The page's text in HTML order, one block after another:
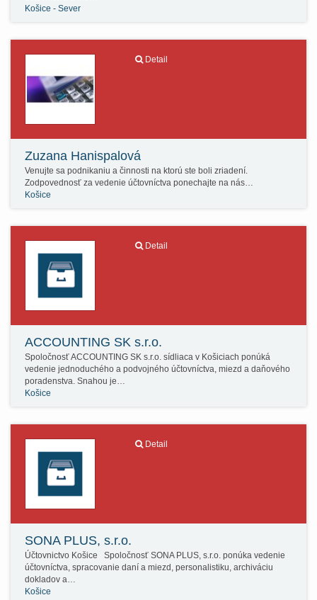
Košice - Sever
Detail
Zuzana Hanispalová
Venujte sa podnikaniu a činnosti na ktorú ste boli zriadení.
Zodpovednosť za vedenie účtovníctva ponechajte na nás…
Košice
Detail
ACCOUNTING SK s.r.o.
Spoločnosť ACCOUNTING SK s.r.o. sídliaca v Košiciach ponúká
vedenie jednoduchého a podvojného účtovníctva, miezd a daňového
poradenstva. Snahou je…
Košice
Detail
SONA PLUS, s.r.o.
Účtovnictvo Košice Spoločnosť SONA PLUS, s.r.o. ponúka vedenie
účtovníctva, spracovanie daní a miezd, personalistiku, archiváciu
dokladov a…
Košice